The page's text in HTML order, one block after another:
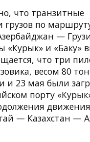
что транзитные
грузов по
—
«Курык» и «Баку»
что три
весом 80
и 23 мая были
порту
— Казахстан —